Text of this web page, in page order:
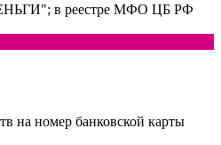
в реестре МФО ЦБ РФ
на номер банковской карты